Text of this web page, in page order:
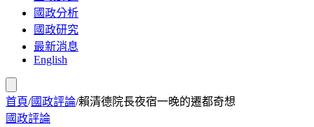
國政分析
國政研究
最新消息
English
首頁/國政評論/賴清德院長夜宿一晚的遷都奇想
國政評論